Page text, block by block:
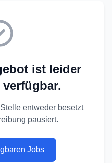
ist leider
entweder besetzt
pausiert.
Jobs